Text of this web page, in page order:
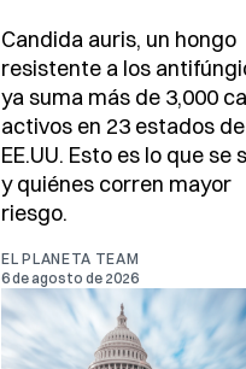
Candida auris, un hongo
resistente a los
ya suma más de 3,000
activos en 23 estados de
EE.UU. Esto es lo que se
y quiénes corren mayor
riesgo.
EL PLANETA TEAM
6 de agosto de 2026